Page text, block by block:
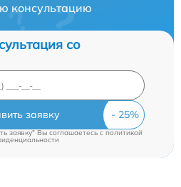
консультацию
со
заявку
заявку" Вы соглашаетесь c политикой